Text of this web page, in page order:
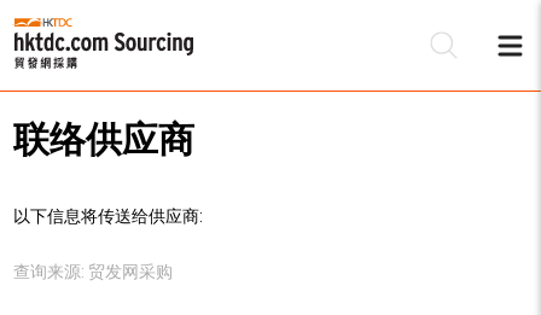
联络供应商
以下信息将传送给供应商:
查询来源: 贸发网采购